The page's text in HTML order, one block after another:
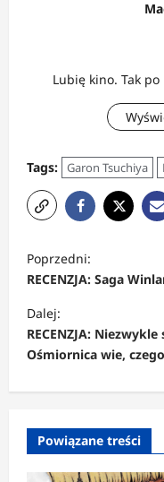
Lubię kino. Tak
Tags: Garon Tsuchiya
o
b
a
c
z
Poprzedni:
RECENZJA: Saga
Dalej:
RECENZJA:
Ośmiornica wie,
Powiązane treści